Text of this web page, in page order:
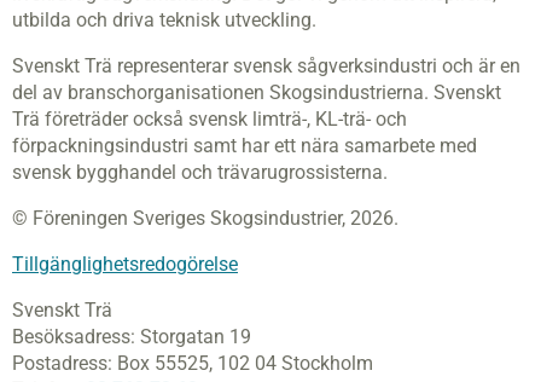
utbilda och driva teknisk utveckling.
Svenskt Trä representerar svensk sågverksindustri och är en
del av branschorganisationen Skogsindustrierna. Svenskt
Trä företräder också svensk limträ-, KL-trä- och
förpackningsindustri samt har ett nära samarbete med
svensk bygghandel och trävarugrossisterna.
© Föreningen Sveriges Skogsindustrier, 2026.
Tillgänglighetsredogörelse
Svenskt Trä
Besöksadress: Storgatan 19
Postadress: Box 55525, 102 04 Stockholm